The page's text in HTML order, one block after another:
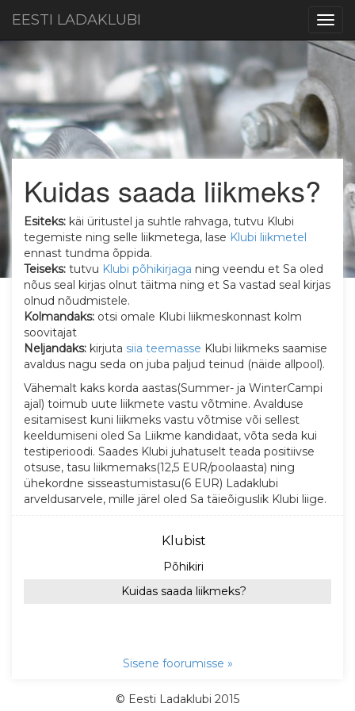
EESTI LADAKLUBI
Kuidas saada liikmeks?
Esiteks: käi üritustel ja suhtle rahvaga, tutvu Klubi
tegemiste ning selle liikmetega, lase Klubi liikmetel
ennast tundma õppida.
Teiseks: tutvu Klubi põhikirjaga ning veendu et Sa oled
nõus seal kirjas olnut täitma ning et Sa vastad seal kirjas
olnud nõudmistele.
Kolmandaks: otsi omale Klubi liikmeskonnast kolm
soovitajat
Neljandaks: kirjuta siia teemasse Klubi liikmeks saamise
avaldus nagu seda on juba paljud teinud (näide allpool).
Vähemalt kaks korda aastas(Summer- ja WinterCampi
ajal) toimub uute liikmete vastu võtmine. Avalduse
esitamisest kuni liikmeks vastu võtmise või sellest
keeldumiseni oled Sa Liikme kandidaat, võta seda kui
testiperioodi. Saades Klubi juhatuselt teada positiivse
otsuse, tasu liikmemaks(12,5 EUR/poolaasta) ning
ühekordne sisseastumistasu(6 EUR) Ladaklubi
arveldusarvele, mille järel oled Sa täieõiguslik Klubi liige.
Klubist
Põhikiri
Kuidas saada liikmeks?
Sisene foorumisse »
© Eesti Ladaklubi 2015